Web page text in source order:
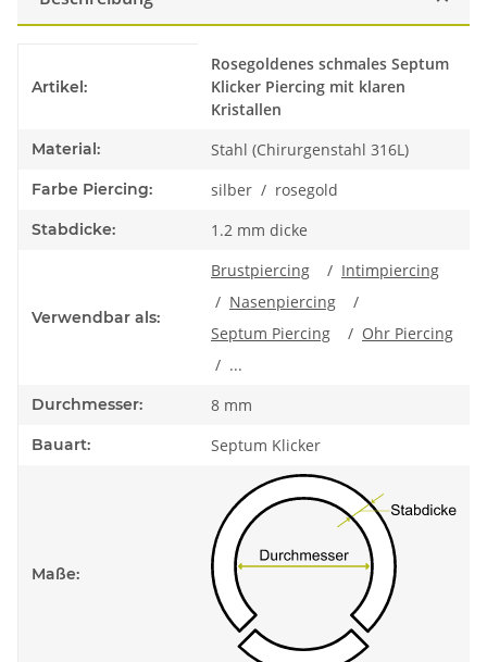
Artikel:
Rosegoldenes schmales Septum
Klicker Piercing mit klaren
Kristallen
Material: Stahl (Chirurgenstahl 316L)
Farbe Piercing: silber / rosegold
Stabdicke: 1.2 mm dicke
Verwendbar als:
Brustpiercing / Intimpiercing
/ Nasenpiercing
/
Septum Piercing
/ Ohr Piercing
/ ...
Durchmesser: 8 mm
Bauart: Septum Klicker
Maße: